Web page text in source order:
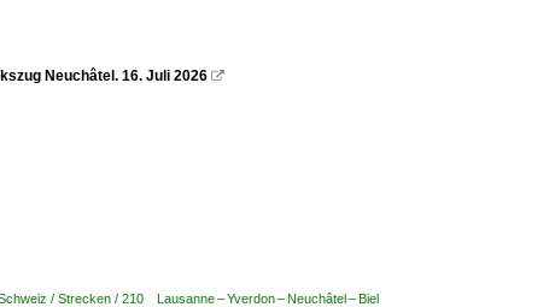
Neuchâtel. 16. Juli 2026 
/ Strecken / 210 Lausanne – Yverdon – Neuchâtel – Biel